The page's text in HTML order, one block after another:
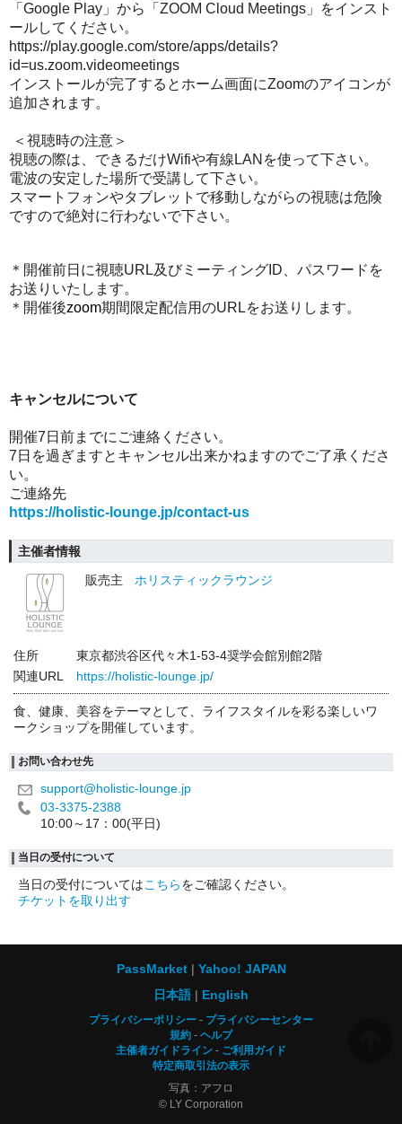
「Google Play」から「ZOOM Cloud Meetings」をインスト
ールしてください。
https://play.google.com/store/apps/details?
id=us.zoom.videomeetings
インストールが完了するとホーム画面にZoomのアイコンが
追加されます。
＜視聴時の注意＞
視聴の際は、できるだけWifiや有線LANを使って下さい。
電波の安定した場所で受講して下さい。
スマートフォンやタブレットで移動しながらの視聴は危険
ですので絶対に行わないで下さい。
＊開催前日に視聴URL及びミーティングID、パスワードを
お送りいたします。
＊開催後zoom期間限定配信用のURLをお送りします。
キャンセルについて
開催7日前までにご連絡ください。
7日を過ぎますとキャンセル出来かねますのでご了承くださ
い。
ご連絡先
https://holistic-lounge.jp/contact-us
主催者情報
販売主
ホリスティックラウンジ
住所
東京都渋谷区代々木1-53-4奨学会館別館2階
関連URL
https://holistic-lounge.jp/
食、健康、美容をテーマとして、ライフスタイルを彩る楽しいワ
ークショップを開催しています。
お問い合わせ先
support@holistic-lounge.jp
03-3375-2388
10:00～17：00(平日)
当日の受付について
当日の受付についてはこちらをご確認ください。
チケットを取り出す
PassMarket
Yahoo! JAPAN
日本語
English
プライバシーポリシー
プライバシーセンター
規約
ヘルプ
主催者ガイドライン
ご利用ガイド
特定商取引法の表示
写真：アフロ
© LY Corporation